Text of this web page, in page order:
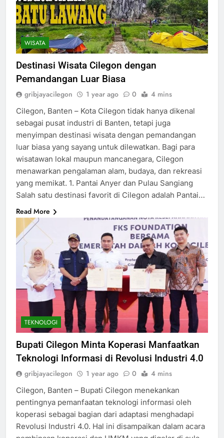
WISATA
Destinasi Wisata Cilegon dengan
Pemandangan Luar Biasa
gribjayacilegon 1 year ago 0 4 mins
Cilegon, Banten – Kota Cilegon tidak hanya dikenal
sebagai pusat industri di Banten, tetapi juga
menyimpan destinasi wisata dengan pemandangan
luar biasa yang sayang untuk dilewatkan. Bagi para
wisatawan lokal maupun mancanegara, Cilegon
menawarkan pengalaman alam, budaya, dan rekreasi
yang memikat. 1. Pantai Anyer dan Pulau Sangiang
Salah satu destinasi favorit di Cilegon adalah Pantai…
Read More
TEKNOLOGI
Bupati Cilegon Minta Koperasi Manfaatkan
Teknologi Informasi di Revolusi Industri 4.0
gribjayacilegon 1 year ago 0 4 mins
Cilegon, Banten – Bupati Cilegon menekankan
pentingnya pemanfaatan teknologi informasi oleh
koperasi sebagai bagian dari adaptasi menghadapi
Revolusi Industri 4.0. Hal ini disampaikan dalam acara